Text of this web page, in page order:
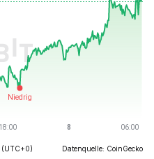
(UTC+0)
Datenquelle: CoinGecko